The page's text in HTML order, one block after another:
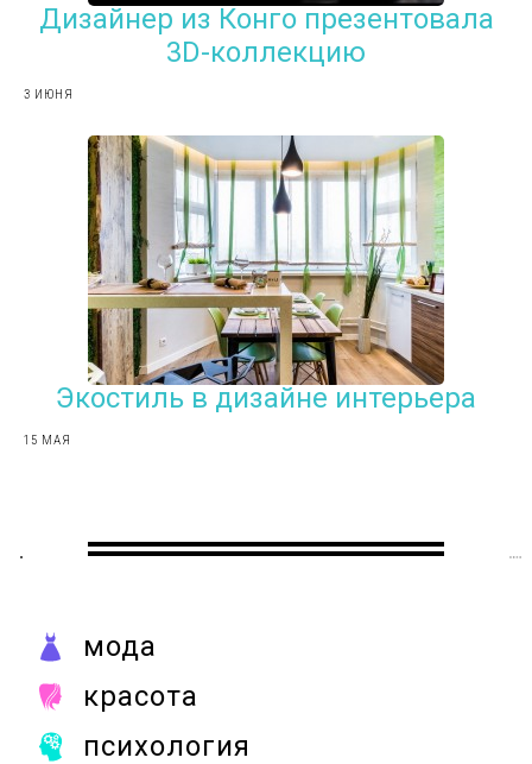
Дизайнер из Конго презентовала
3D-коллекцию
3 ИЮНЯ
Экостиль в дизайне интерьера
15 МАЯ
мода
красота
психология